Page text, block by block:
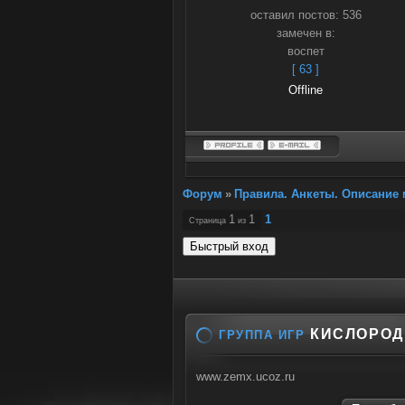
оставил постов: 536
замечен в:
воспет
[ 63 ]
Offline
Форум » Правила. Анкеты. Описание
Страница 1 из 1 1
ГРУППА ИГР КИСЛОРОД
www.zemx.ucoz.ru